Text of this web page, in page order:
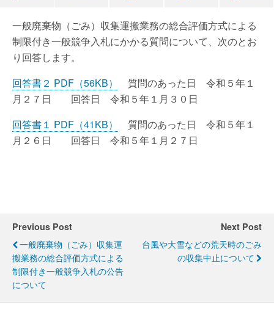
一般廃棄物（ごみ）収集運搬業務の総合評価方式による
制限付き一般競争入札にかかる質問について、次のとお
り回答します。
回答書２ PDF（56KB）
質問のあった日 令和５年１
月２７日 回答日 令和５年１月３０日
回答書１ PDF（41KB）
質問のあった日 令和５年１
月２６日 回答日 令和５年１月２７日
Previous Post
一般廃棄物（ごみ）収集運
搬業務の総合評価方式による
制限付き一般競争入札の公告
について
Next Post
台風や大雪などの荒天時のごみ
の収集中止について